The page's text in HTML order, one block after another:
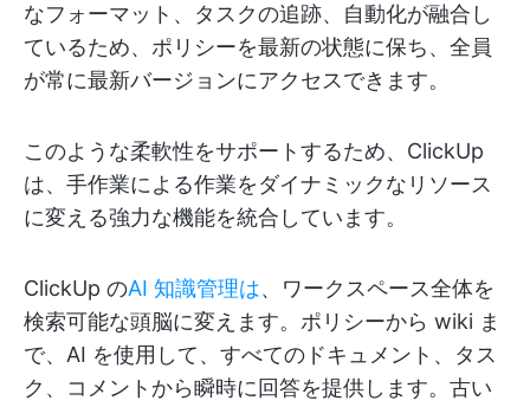
なフォーマット、タスクの追跡、自動化が融合し
ているため、ポリシーを最新の状態に保ち、全員
が常に最新バージョンにアクセスできます。
このような柔軟性をサポートするため、ClickUp
は、手作業による作業をダイナミックなリソース
に変える強力な機能を統合しています。
ClickUp のAI 知識管理は、ワークスペース全体を
検索可能な頭脳に変えます。ポリシーから wiki ま
で、AI を使用して、すべてのドキュメント、タス
ク、コメントから瞬時に回答を提供します。古い